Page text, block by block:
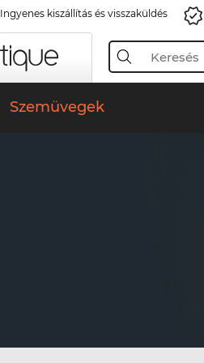
Ingyenes kiszállítás és visszaküldés
Szemüvegek